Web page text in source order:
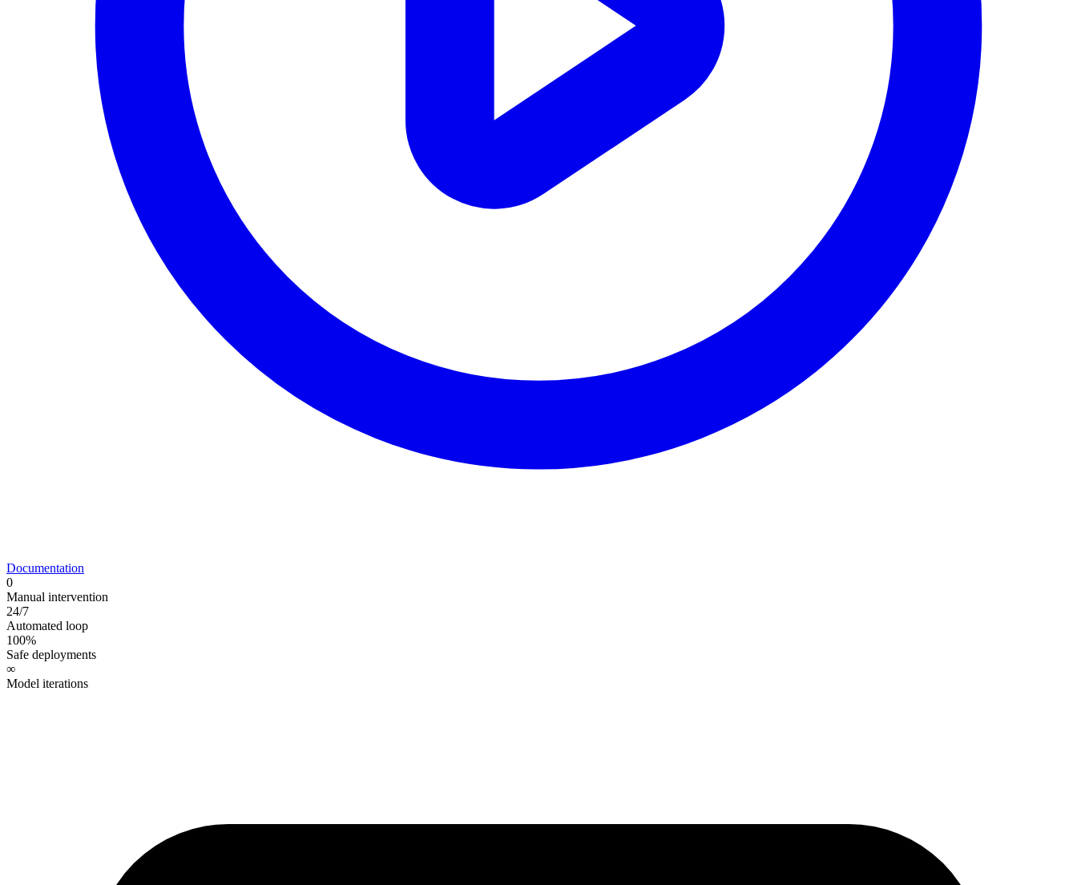
Documentation
0
Manual intervention
24/7
Automated loop
100%
Safe deployments
∞
Model iterations